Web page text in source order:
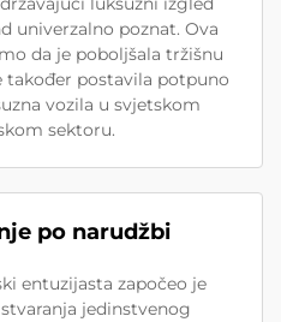
univerzalno poznat. Ova
da je poboljšala tržišnu
također postavila potpuno
vozila u svjetskom
sektoru.
po narudžbi
entuzijasta započeo je
jedinstvenog